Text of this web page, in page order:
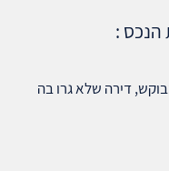
הנכס :
דירה שלא גרו בה